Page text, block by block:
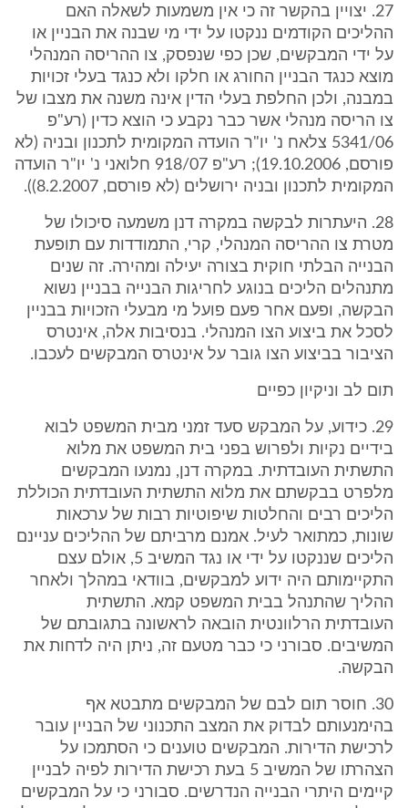
27. יצויין בהקשר זה כי אין משמעות לשאלה האם
ההליכים הקודמים ננקטו על ידי מי שבנה את הבניין או
על ידי המבקשים, שכן כפי שנפסק, צו ההריסה המנהלי
מוצא כנגד הבניין החורג או חלקו ולא כנגד בעלי זכויות
במבנה, ולכן החלפת בעלי הדין אינה משנה את מצבו של
צו הריסה מנהלי אשר כבר נקבע כי הוצא כדין (רע"פ
5341/06 צלאח נ' יו"ר הועדה המקומית לתכנון ובניה (לא
פורסם, 19.10.2006); רע"פ 918/07 חלואני נ' יו"ר הועדה
המקומית לתכנון ובניה ירושלים (לא פורסם, 8.2.2007)).
28. היעתרות לבקשה במקרה דנן משמעה סיכולו של
מטרת צו ההריסה המנהלי, קרי, התמודדות עם תופעת
הבנייה הבלתי חוקית בצורה יעילה ומהירה. זה שנים
מתנהלים הליכים בנוגע לחריגות הבנייה בבניין נשוא
הבקשה, ופעם אחר פעם פועל מי מבעלי הזכויות בבניין
לסכל את ביצוע הצו המנהלי. בנסיבות אלה, אינטרס
הציבור בביצוע הצו גובר על אינטרס המבקשים לעכבו.
תום לב וניקיון כפיים
29. כידוע, על המבקש סעד זמני מבית המשפט לבוא
בידיים נקיות ולפרוש בפני בית המשפט את מלוא
התשתית העובדתית. במקרה דנן, נמנעו המבקשים
מלפרט בבקשתם את מלוא התשתית העובדתית הכוללת
הליכים רבים והחלטות שיפוטיות רבות של ערכאות
שונות, כמתואר לעיל. אמנם מרביתם של ההליכים עניינם
הליכים שננקטו על ידי או נגד המשיב 5, אולם עצם
התקיימותם היה ידוע למבקשים, בוודאי במהלך ולאחר
ההליך שהתנהל בבית המשפט קמא. התשתית
העובדתית הרלוונטית הובאה לראשונה בתגובתם של
המשיבים. סבורני כי כבר מטעם זה, ניתן היה לדחות את
הבקשה.
30. חוסר תום לבם של המבקשים מתבטא אף
בהימנעותם לבדוק את המצב התכנוני של הבניין עובר
לרכישת הדירות. המבקשים טוענים כי הסתמכו על
הצהרתו של המשיב 5 בעת רכישת הדירות לפיה לבניין
קיימים היתרי הבנייה הנדרשים. סבורני כי על המבקשים